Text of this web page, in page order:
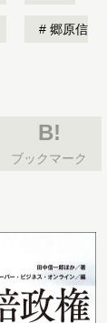
郷原信
B!
ブックマーク